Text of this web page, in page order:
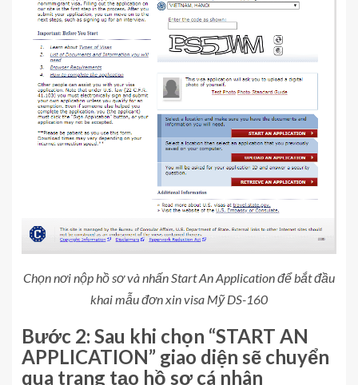
Chọn nơi nộp hồ sơ và nhấn Start An Application để bắt đầu
khai mẫu đơn xin visa Mỹ DS-160
Bước 2: Sau khi chọn “START AN
APPLICATION” giao diện sẽ chuyển
qua trang tạo hồ sơ cá nhân